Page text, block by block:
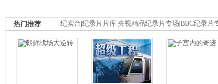
纪实台 纪录片片库 央视精品纪录片专场 BBC纪录片
热门推荐